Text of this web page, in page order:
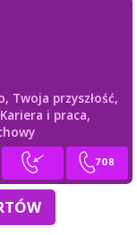
Twoja przyszłość,
Kariera i praca,